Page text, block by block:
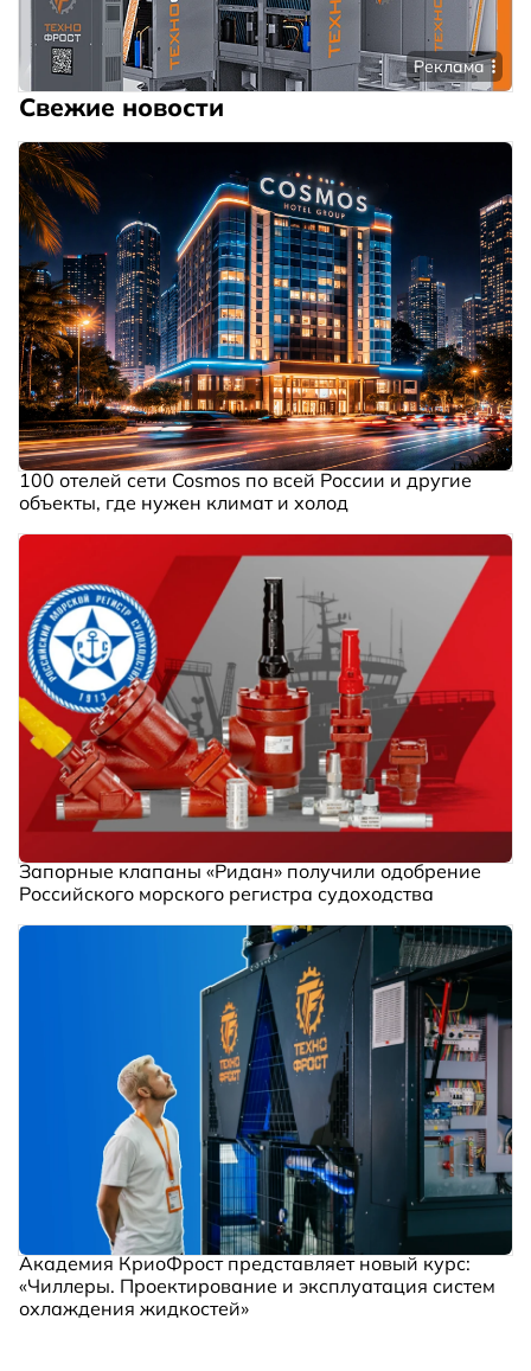
Реклама
Свежие новости
100 отелей сети Cosmos по всей России и другие
объекты, где нужен климат и холод
Запорные клапаны «Ридан» получили одобрение
Российского морского регистра судоходства
Академия КриоФрост представляет новый курс:
«Чиллеры. Проектирование и эксплуатация систем
охлаждения жидкостей»